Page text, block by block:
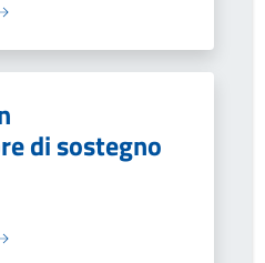
di sostegno